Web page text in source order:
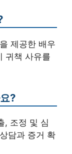
제공한 배우
귀책 사유를
?
, 조정 및 심
담과 증거 확